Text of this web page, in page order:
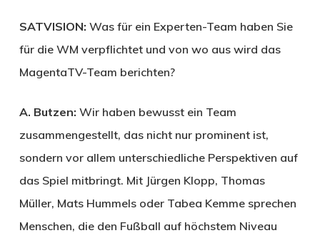
SATVISION: Was für ein Experten-Team haben Sie
für die WM verpflichtet und von wo aus wird das
Magenta­TV-Team berichten?
A. Butzen: Wir haben bewusst ein Team
zusammengestellt, das nicht nur prominent ist,
sondern vor allem unterschiedliche Perspektiven auf
das Spiel mitbringt. Mit Jürgen Klopp, Thomas
Müller, Mats Hummels oder Tabea Kemme sprechen
Menschen, die den Fußball auf höchstem Niveau